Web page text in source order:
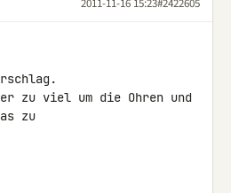
zu viel um die Ohren und
zu